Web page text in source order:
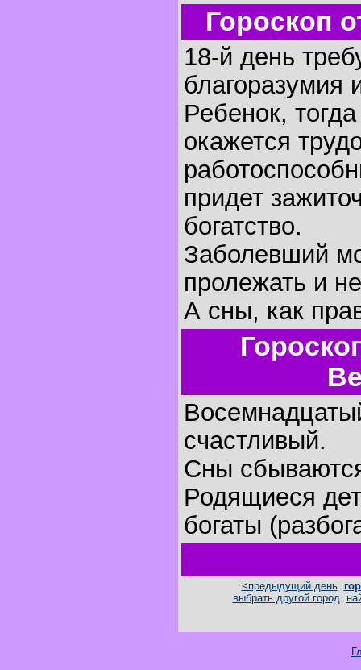
Гороскоп
18-й день
благоразумия
Ребенок,
окажется
придет
богатство.
Заболевший
пролежать и
А сны, как
счастливый.
Сны
Родящиеся
богаты
<предыдущий день
выбрать другой город